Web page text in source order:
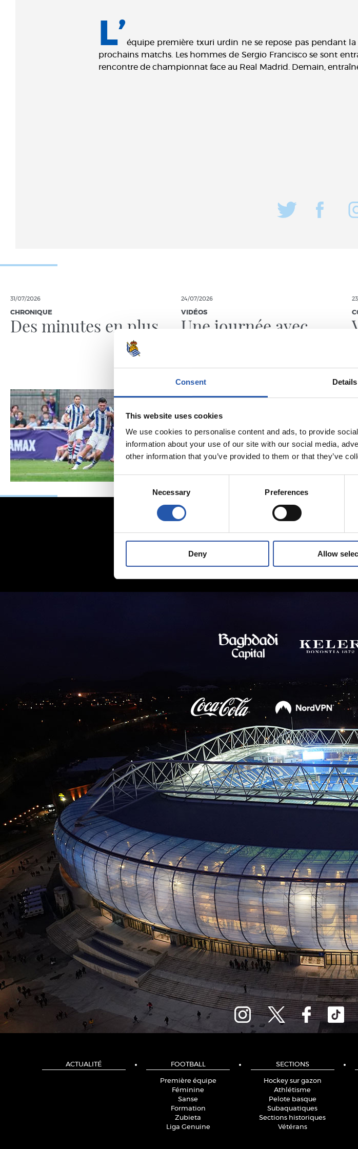
Consent Details
This website uses cookies
We use cookies to personalise content and ads, to provide
information about your use of our site with our social media,
other information that you’ve provided to them or that they’ve
Consent
Necessary Preferences
Deny Allow
L’équipe première txuri urdin ne se repose pas pendant
prochains matchs. Les hommes de Sergio Francisco se sont
rencontre de championnat face au Real Madrid. Demain,
31/07/2026
CHRONIQUE
Des minutes en plus
24/07/2026
VIDÉOS
Une journée avec
ACTUALITÉ FOOTBALL
Première équipe
Féminine
Sanse
Formation
Zubieta
Liga Genuine
SECTIONS
Hockey sur gazon
Athlétisme
Pelote basque
Subaquatiques
Sections historiques
Vétérans